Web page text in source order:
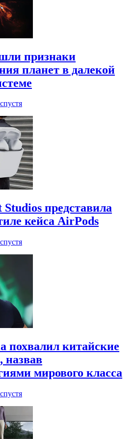
признаки
планет в далекой
представила
кейса AirPods
похвалил китайские
мирового класса